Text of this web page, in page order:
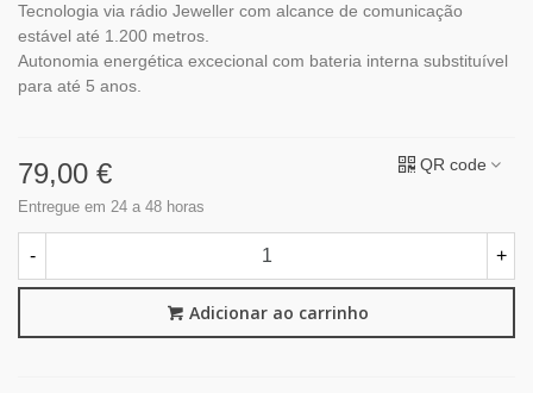
Tecnologia via rádio Jeweller com alcance de comunicação
estável até 1.200 metros.
Autonomia energética excecional com bateria interna substituível
para até 5 anos.
79,00 €
Entregue em 24 a 48 horas
QR code
- +
Adicionar ao carrinho